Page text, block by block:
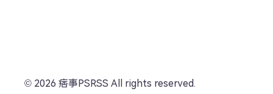
© 2026 痞事PSRSS All rights reserved.